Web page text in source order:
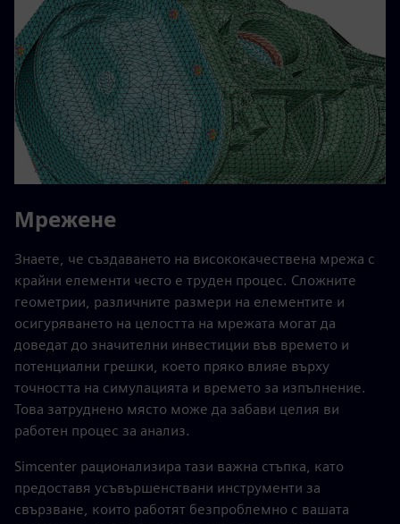
Мрежене
Знаете, че създаването на висококачествена мрежа с
крайни елементи често е труден процес. Сложните
геометрии, различните размери на елементите и
осигуряването на целостта на мрежата могат да
доведат до значителни инвестиции във времето и
потенциални грешки, което пряко влияе върху
точността на симулацията и времето за изпълнение.
Това затруднено място може да забави целия ви
работен процес за анализ.
Simcenter рационализира тази важна стъпка, като
предоставя усъвършенствани инструменти за
свързване, които работят безпроблемно с вашата